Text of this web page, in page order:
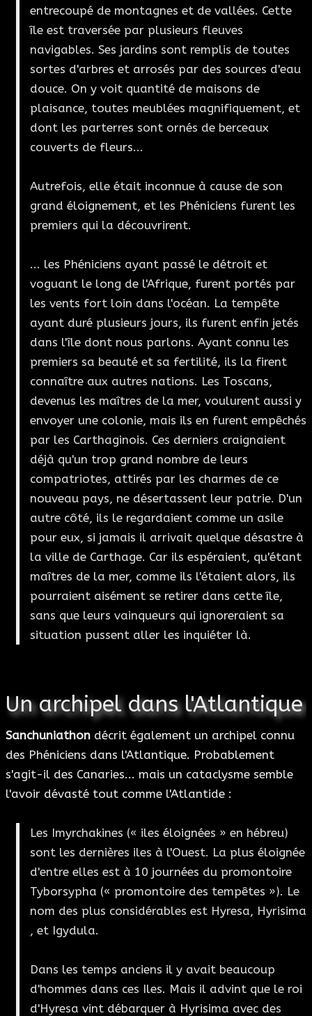
entrecoupé de montagnes et de vallées. Cette
île est traversée par plusieurs fleuves
navigables. Ses jardins sont remplis de toutes
sortes d'arbres et arrosés par des sources d'eau
douce. On y voit quantité de maisons de
plaisance, toutes meublées magnifiquement, et
dont les parterres sont ornés de berceaux
couverts de fleurs...
Autrefois, elle était inconnue à cause de son
grand éloignement, et les Phéniciens furent les
premiers qui la découvrirent.
... les Phéniciens ayant passé le détroit et
voguant le long de l'Afrique, furent portés par
les vents fort loin dans l'océan. La tempête
ayant duré plusieurs jours, ils furent enfin jetés
dans l'île dont nous parlons. Ayant connu les
premiers sa beauté et sa fertilité, ils la firent
connaître aux autres nations. Les Toscans,
devenus les maîtres de la mer, voulurent aussi y
envoyer une colonie, mais ils en furent empêchés
par les Carthaginois. Ces derniers craignaient
déjà qu'un trop grand nombre de leurs
compatriotes, attirés par les charmes de ce
nouveau pays, ne désertassent leur patrie. D'un
autre côté, ils le regardaient comme un asile
pour eux, si jamais il arrivait quelque désastre à
la ville de Carthage. Car ils espéraient, qu'étant
maîtres de la mer, comme ils l'étaient alors, ils
pourraient aisément se retirer dans cette île,
sans que leurs vainqueurs qui ignoreraient sa
situation pussent aller les inquiéter là.
Un archipel dans l'Atlantique
Sanchuniathon décrit également un archipel connu
des Phéniciens dans l'Atlantique. Probablement
s'agit-il des Canaries... mais un cataclysme semble
l'avoir dévasté tout comme l'Atlantide :
Les Imyrchakines (« iles éloignées » en hébreu)
sont les dernières iles à l'Ouest. La plus éloignée
d'entre elles est à 10 journées du promontoire
Tyborsypha (« promontoire des tempêtes »). Le
nom des plus considérables est Hyresa, Hyrisima
, et Igydula.
Dans les temps anciens il y avait beaucoup
d'hommes dans ces Iles. Mais il advint que le roi
d'Hyresa vint débarquer à Hyrisima avec des